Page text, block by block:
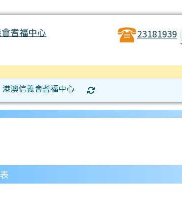
23181939
港澳信義會耆福中心